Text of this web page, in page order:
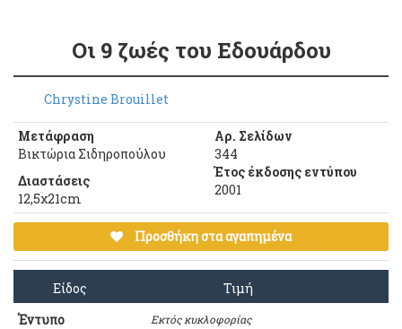
Οι 9 ζωές του Εδουάρδου
Chrystine Brouillet
Μετάφραση
Βικτώρια Σιδηροπούλου
Διαστάσεις
12,5χ21cm
Αρ. Σελίδων
344
Έτος έκδοσης εντύπου
2001
Προσθήκη στα αγαπημένα
Είδος
Τιμή
Έντυπο
Εκτός κυκλοφορίας